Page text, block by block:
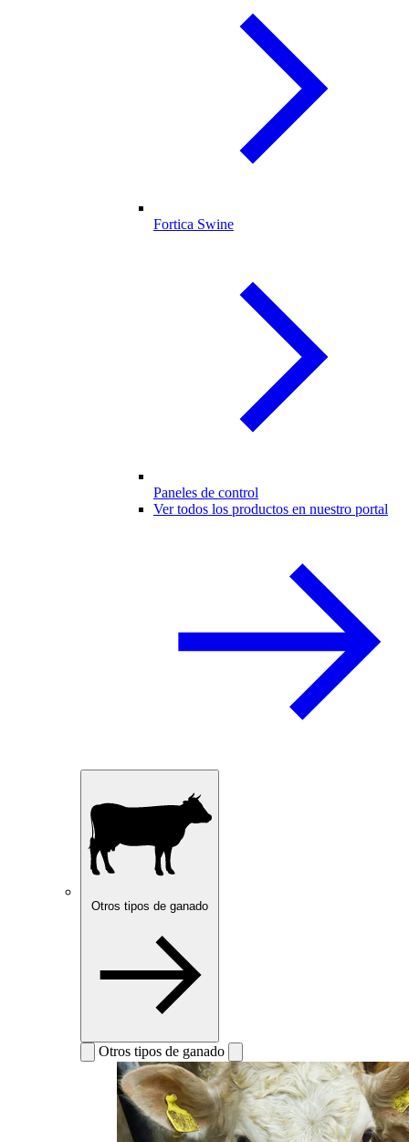
Fortica Swine
Paneles de control
Ver todos los productos en nuestro portal
Otros tipos de ganado
Otros tipos de ganado